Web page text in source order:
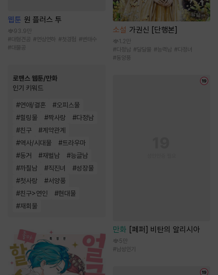
웹툰 원 플러스 투
93.9만
#대형견공 #연상연하 #첫경험 #변태수
#대물공
로맨스 웹툰/만화
인기 키워드
#연애/결혼 #오피스물
#힐링물 #짝사랑 #다정남
#친구 #계약관계
#역사/시대물 #트라우마
#동거 #재벌남 #능글남
#까칠남 #직진녀 #성장물
#첫사랑 #서양풍
#친구>연인 #현대물
#재회물
소설 가권신 [단행본]
1.2만
#다정남 #달달물 #능력남 #다정녀
#동양풍
만화 [페퍼] 비탄의 알리시아
5만
#남성인기